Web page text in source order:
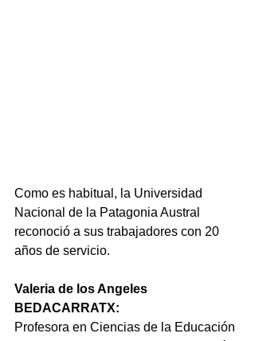
Como es habitual, la Universidad
Nacional de la Patagonia Austral
reconoció a sus trabajadores con 20
años de servicio.
Valeria de los Angeles
BEDACARRATX:
Profesora en Ciencias de la Educación